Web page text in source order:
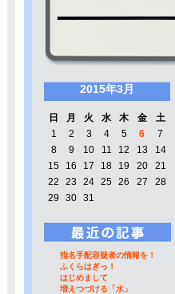
2015年3月
日 月 火 水 木 金
土
1
2 3 4 5 6
7
8
9 10 11 12 13
14
15
16 17 18 19 20
21
22
23 24 25 26 27
28
29
30 31
指名手配容疑者の情報を！
ふくらはぎっ！
はじめまして
増えつづける「水」